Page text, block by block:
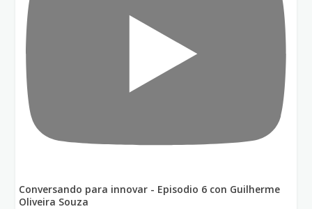
Conversando para innovar - Episodio 6 con Guilherme
Oliveira Souza